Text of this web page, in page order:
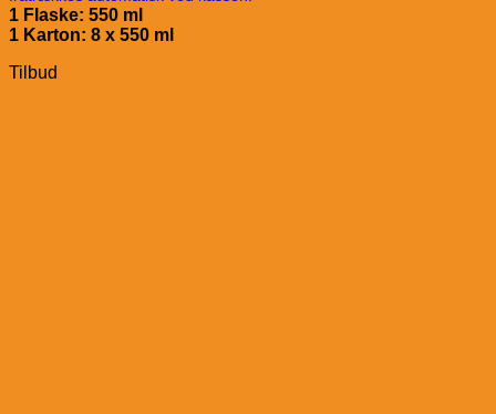
1 Flaske: 550 ml
1 Karton: 8 x 550 ml
Tilbud